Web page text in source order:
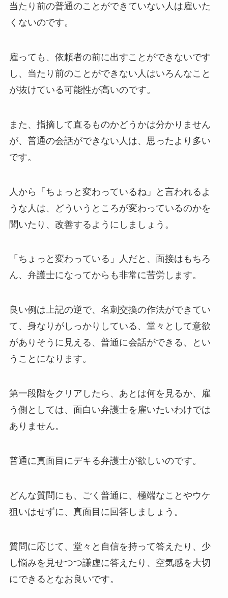
当たり前の普通のことができていない人は雇いた
くないのです。
雇っても、依頼者の前に出すことができないです
し、当たり前のことができない人はいろんなこと
が抜けている可能性が高いのです。
また、指摘して直るものかどうかは分かりません
が、普通の会話ができない人は、思ったより多い
です。
人から「ちょっと変わっているね」と言われるよ
うな人は、どういうところが変わっているのかを
聞いたり、改善するようにしましょう。
「ちょっと変わっている」人だと、面接はもちろ
ん、弁護士になってからも非常に苦労します。
良い例は上記の逆で、名刺交換の作法ができてい
て、身なりがしっかりしている、堂々として意欲
がありそうに見える、普通に会話ができる、とい
うことになります。
第一段階をクリアしたら、あとは何を見るか、雇
う側としては、面白い弁護士を雇いたいわけでは
ありません。
普通に真面目にデキる弁護士が欲しいのです。
どんな質問にも、ごく普通に、極端なことやウケ
狙いはせずに、真面目に回答しましょう。
質問に応じて、堂々と自信を持って答えたり、少
し悩みを見せつつ謙虚に答えたり、空気感を大切
にできるとなお良いです。